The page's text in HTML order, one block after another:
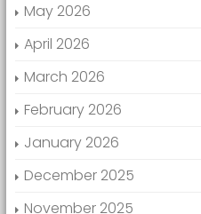
May 2026
April 2026
March 2026
February 2026
January 2026
December 2025
November 2025